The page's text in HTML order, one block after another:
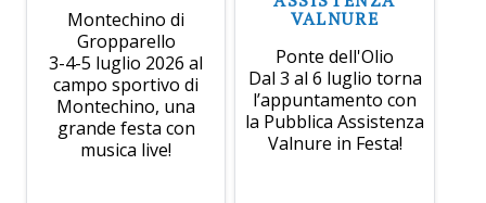
Montechino di
Gropparello
3-4-5 luglio 2026 al
campo sportivo di
Montechino, una
grande festa con
musica live!
VALNURE
Ponte dell'Olio
Dal 3 al 6 luglio torna
l’appuntamento con
la Pubblica Assistenza
Valnure in Festa!